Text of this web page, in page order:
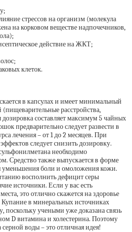
стрессов на организм (молекула
на корковом веществе надпочечников,
действие на ЖКТ;
клеток.
в капсулах и имеет минимальный
расстройства,
составляет максимум 5 чайных
предварительно следует развести в
лечения – от 1 до 2 месяцев. При
следует снизить дозировку.
необходимо
Средство также выпускается в форме
уменьшения боли и омоложения кожи.
восполнить дефицит серы
источники. Если у вас есть
это отлично скажется на здоровье
в минеральных источниках
поскольку учеными уже доказана связь
D витамина и холестерина. Поэтому
воды – это отличная идея!